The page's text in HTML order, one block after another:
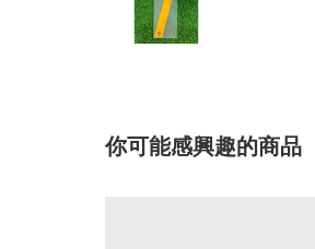
你可能感興趣的商品